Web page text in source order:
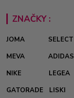
ZNAČKY :
JOMA
SELECT
MEVA
ADIDAS
NIKE
LEGEA
GATORADE
LISKI